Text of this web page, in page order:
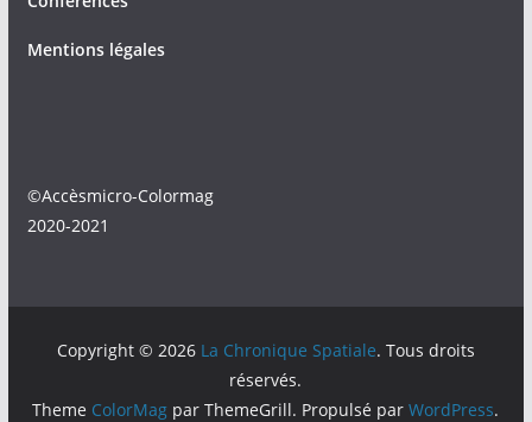
Mentions légales
©Accèsmicro-Colormag
2020-2021
Copyright © 2026 La Chronique Spatiale. Tous droits
réservés.
Theme ColorMag par ThemeGrill. Propulsé parWordPress.